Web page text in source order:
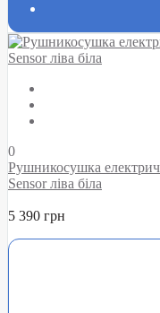
0
Рушникосушка
Sensor ліва біла
5 390 грн